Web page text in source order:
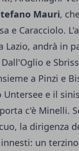
Mauri,
e Caracciolo.
Lazio, andrà in
e
a Pinzi e
e il
c'è Minelli.
la dirigenza
un